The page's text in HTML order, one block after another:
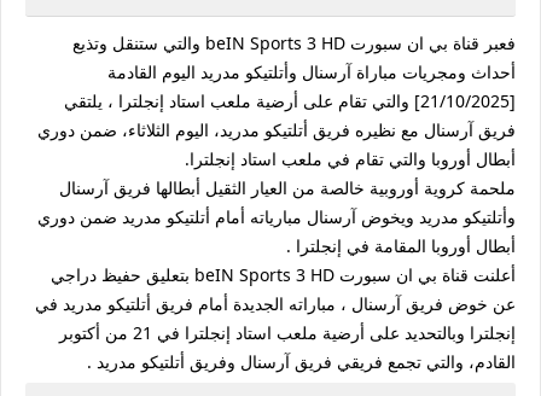
فعبر قناة بي ان سبورت beIN Sports 3 HD والتي ستنقل وتذيع
أحداث ومجريات مباراة آرسنال وأتلتيكو مدريد اليوم القادمة
[21/10/2025] والتي تقام على أرضية ملعب استاد إنجلترا ، يلتقي
فريق آرسنال مع نظيره فريق أتلتيكو مدريد، اليوم الثلاثاء، ضمن دوري
أبطال أوروبا والتي تقام في ملعب استاد إنجلترا.
ملحمة كروية أوروبية خالصة من العيار الثقيل أبطالها فريق آرسنال
وأتلتيكو مدريد ويخوض آرسنال مبارياته أمام أتلتيكو مدريد ضمن دوري
أبطال أوروبا المقامة في إنجلترا .
أعلنت قناة بي ان سبورت beIN Sports 3 HD بتعليق حفيظ دراجي
عن خوض فريق آرسنال ، مباراته الجديدة أمام فريق أتلتيكو مدريد في
إنجلترا وبالتحديد على أرضية ملعب استاد إنجلترا في 21 من أكتوبر
القادم، والتي تجمع فريقي فريق آرسنال وفريق أتلتيكو مدريد .